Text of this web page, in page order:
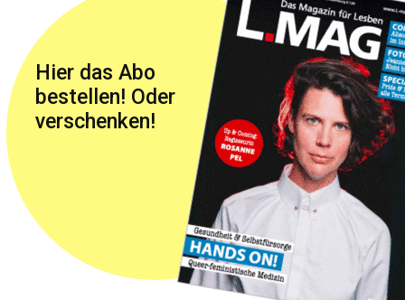
Hier das Abo
bestellen! Oder
verschenken!